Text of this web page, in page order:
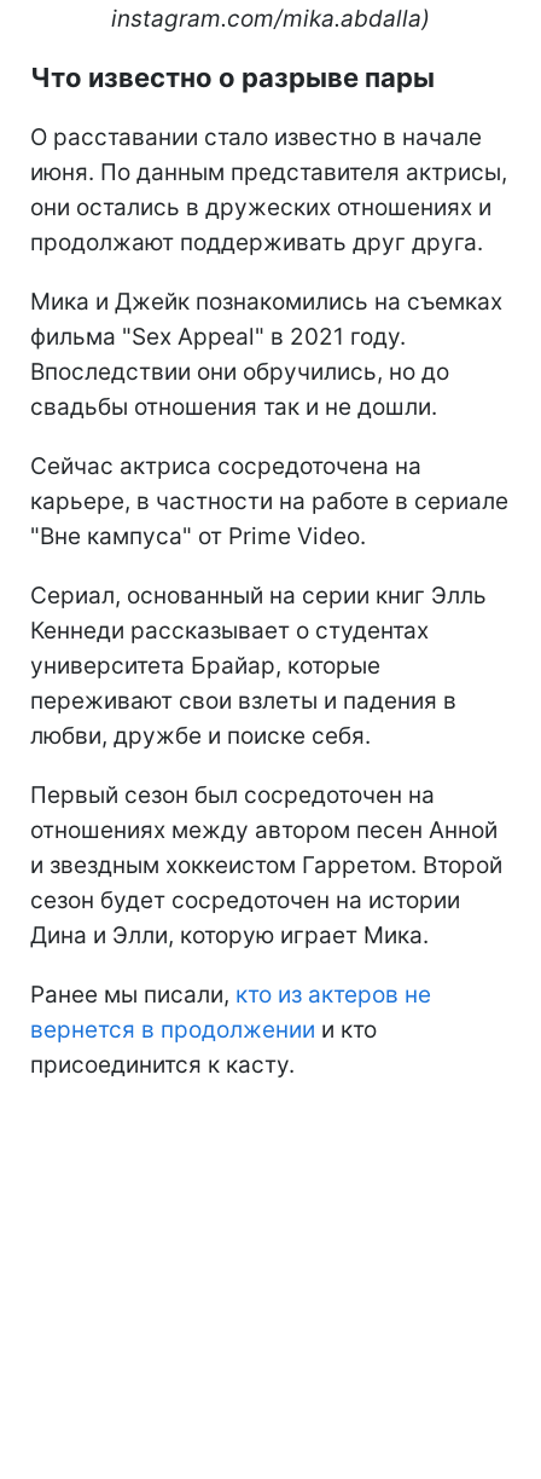
instagram.com/mika.abdalla)
Что известно о разрыве пары
О расставании стало известно в начале
июня. По данным представителя актрисы,
они остались в дружеских отношениях и
продолжают поддерживать друг друга.
Мика и Джейк познакомились на съемках
фильма "Sex Appeal" в 2021 году.
Впоследствии они обручились, но до
свадьбы отношения так и не дошли.
Сейчас актриса сосредоточена на
карьере, в частности на работе в сериале
"Вне кампуса" от Prime Video.
Сериал, основанный на серии книг Элль
Кеннеди рассказывает о студентах
университета Брайар, которые
переживают свои взлеты и падения в
любви, дружбе и поиске себя.
Первый сезон был сосредоточен на
отношениях между автором песен Анной
и звездным хоккеистом Гарретом. Второй
сезон будет сосредоточен на истории
Дина и Элли, которую играет Мика.
Ранее мы писали, кто из актеров не
вернется в продолжении и кто
присоединится к касту.